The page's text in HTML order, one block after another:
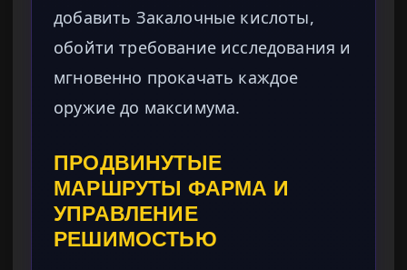
добавить Закалочные кислоты,
обойти требование исследования и
мгновенно прокачать каждое
оружие до максимума.
ПРОДВИНУТЫЕ
МАРШРУТЫ ФАРМА И
УПРАВЛЕНИЕ
РЕШИМОСТЬЮ